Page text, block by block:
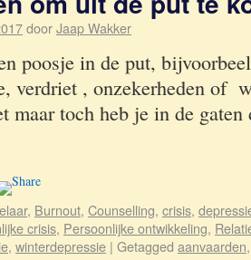
doorJaap Wakker
poosje in de put,
verdriet , onzekerheden of
maar toch heb je in de
, Burnout, Counselling, crisis,
crisis, Persoonlijke ontwikkeling,
, winterdepressie | Getagged aanvaarden